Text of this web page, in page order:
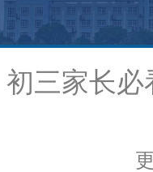
初三家长必